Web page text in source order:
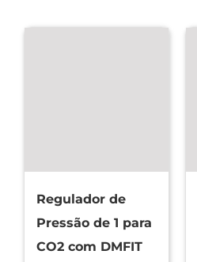
Regulador de
Pressão de 1 para
CO2 com DMFIT